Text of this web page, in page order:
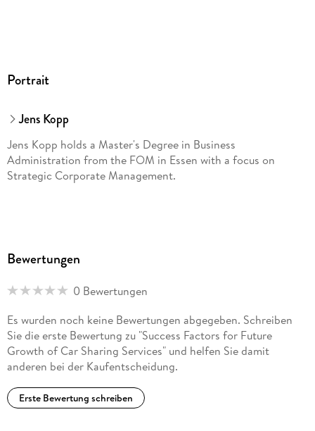
Portrait
Jens Kopp
Jens Kopp holds a Master's Degree in Business
Administration from the FOM in Essen with a focus on
Strategic Corporate Management.
Bewertungen
0 Bewertungen
Es wurden noch keine Bewertungen abgegeben. Schreiben
Sie die erste Bewertung zu "Success Factors for Future
Growth of Car Sharing Services" und helfen Sie damit
anderen bei der Kaufentscheidung.
Erste Bewertung schreiben